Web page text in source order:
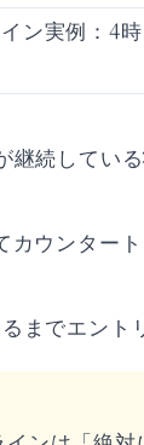
継続してい
カウンター
までエント